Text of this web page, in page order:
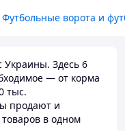
Футбольные ворота и
Здесь 6
— от корма
тыс.
продают и
в одном